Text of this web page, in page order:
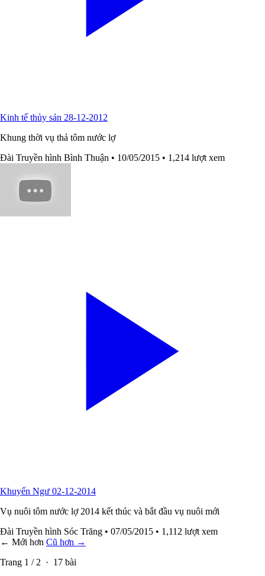
Kinh tế thủy sản 28-12-2012
Khung thời vụ thả tôm nước lợ
Đài Truyền hình Bình Thuận • 10/05/2015 • 1,214 lượt xem
Khuyến Ngư 02-12-2014
Vụ nuôi tôm nước lợ 2014 kết thúc và bắt đầu vụ nuôi mới
Đài Truyền hình Sóc Trăng • 07/05/2015 • 1,112 lượt xem
← Mới hơn Cũ hơn →
Trang 1 / 2 · 17 bài